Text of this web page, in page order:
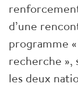
d’une
programme
recherche
les deux